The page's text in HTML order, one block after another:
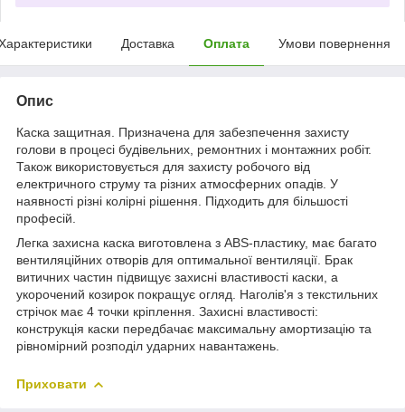
Доставка Оплата Умови повернення
Опис
Каска защитная. Призначена для забезпечення захисту
голови в процесі будівельних, ремонтних і монтажних робіт.
Також використовується для захисту робочого від
електричного струму та різних атмосферних опадів. У
наявності різні колірні рішення. Підходить для більшості
професій.
Легка захисна каска виготовлена з ABS-пластику, має багато
вентиляційних отворів для оптимальної вентиляції. Брак
витичних частин підвищує захисні властивості каски, а
укорочений козирок покращує огляд. Наголів'я з текстильних
стрічок має 4 точки кріплення. Захисні властивості:
конструкція каски передбачає максимальну амортизацію та
рівномірний розподіл ударних навантажень.
Приховати